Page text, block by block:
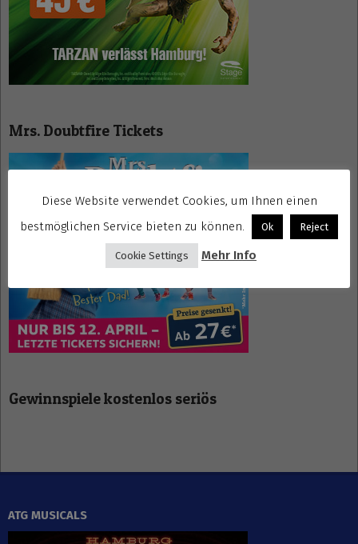
Mrs. Doubtfire Tickets
Gewinnspiele kostenlos seriös
ATG MUSICALS
Diese Website verwendet Cookies, um Ihnen einen
bestmöglichen Service bieten zu können.
Ok Reject
Cookie Settings Mehr Info